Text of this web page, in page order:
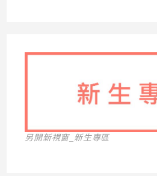
另開新視窗_新生專區